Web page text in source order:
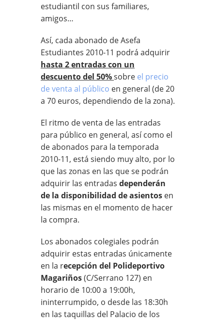
estudiantil con sus familiares,
amigos…
Así, cada abonado de Asefa
Estudiantes 2010-11 podrá adquirir
hasta 2 entradas con un
descuento del 50%sobre el precio
de venta al público en general (de 20
a 70 euros, dependiendo de la zona).
El ritmo de venta de las entradas
para público en general, así como el
de abonados para la temporada
2010-11, está siendo muy alto, por lo
que las zonas en las que se podrán
adquirir las entradas dependerán
de la disponibilidad de asientos en
las mismas en el momento de hacer
la compra.
Los abonados colegiales podrán
adquirir estas entradas únicamente
en la recepción del Polideportivo
Magariños(C/Serrano 127) en
horario de 10:00 a 19:00h,
ininterrumpido, o desde las 18:30h
en las taquillas del Palacio de los